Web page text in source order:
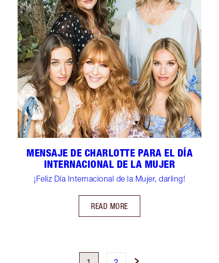
MENSAJE DE CHARLOTTE PARA EL DÍA
INTERNACIONAL DE LA MUJER
¡Feliz Día Internacional de la Mujer, darling!
READ MORE